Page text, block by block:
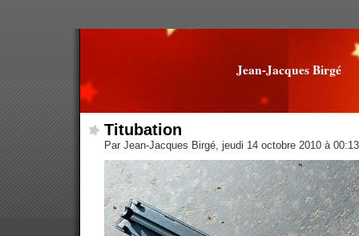
Jean-Jacques Birgé
Titubation
Par Jean-Jacques Birgé, jeudi 14 octobre 2010 à